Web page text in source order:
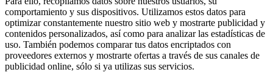
comportamiento y sus dispositivos. Utilizamos estos datos para
optimizar constantemente nuestro sitio web y mostrarte publicidad y
contenidos personalizados, así como para analizar las estadísticas de
uso. También podemos comparar tus datos encriptados con
proveedores externos y mostrarte ofertas a través de sus canales de
publicidad online, sólo si ya utilizas sus servicios.